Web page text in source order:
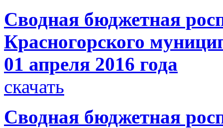
Сводная бюджетная
Красногорского
01 апреля 2016 года
скачать
Сводная бюджетная